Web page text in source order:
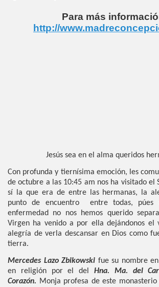
Para más
http://
Jesús sea en el alma queridos
Con profunda y tiernísima emoción, les
de octubre a las 10:45 am nos ha visitado el
sí la que era de entre las hermanas, la
punto de encuentro
entre todas,
enfermedad no nos hemos querido
Virgen ha venido a por ella dejándonos el
alegría de verla descansar en Dios como
tierra.
Mercedes Lazo Zbikowski fue su nombre
en religión por el del Hna. Ma. del
Corazón. Monja profesa de este